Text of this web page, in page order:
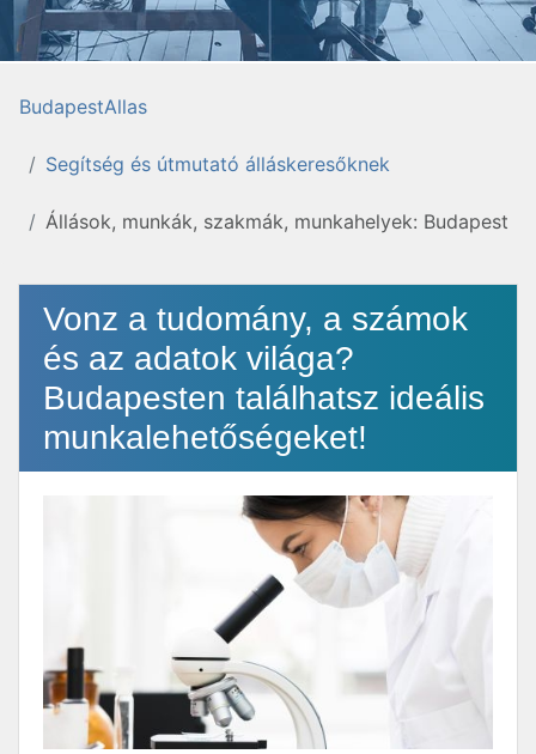
BudapestAllas
Segítség és útmutató álláskeresőknek
Állások, munkák, szakmák, munkahelyek: Budapest
Vonz a tudomány, a számok
és az adatok világa?
Budapesten találhatsz ideális
munkalehetőségeket!